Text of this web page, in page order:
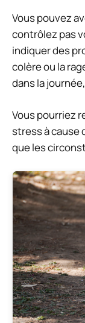
Vous pouvez
contrôlez pas
indiquer des
colère ou la
dans la
Vous pourriez
stress à cause
que les